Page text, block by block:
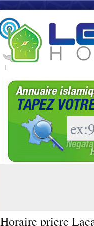
|
Horaire priere